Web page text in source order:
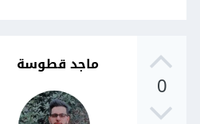
0
ماجد قطوسة